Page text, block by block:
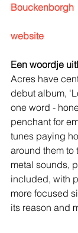
Bouckenborgh
website
Een woordje
Acres have
debut album,
one word -
penchant for
tunes paying
around them to
metal sounds,
included, with
more focused
its reason and